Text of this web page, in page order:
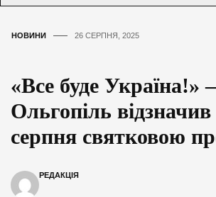
НОВИНИ 26 СЕРПНЯ, 2025
«Все буде Україна!»
Ольгопіль відзначив
серпня святковою
РЕДАКЦІЯ